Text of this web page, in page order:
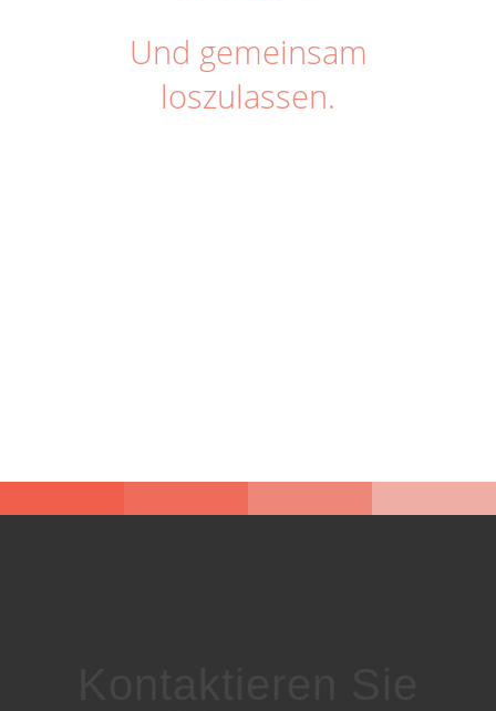
Und gemeinsam
loszulassen.